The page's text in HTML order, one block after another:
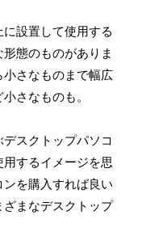
設置して使用する
態のものがありま
さなものまで幅広
さなものも。
スクトップパソコ
するイメージを思
を購入すれば良い
まなデスクトップ